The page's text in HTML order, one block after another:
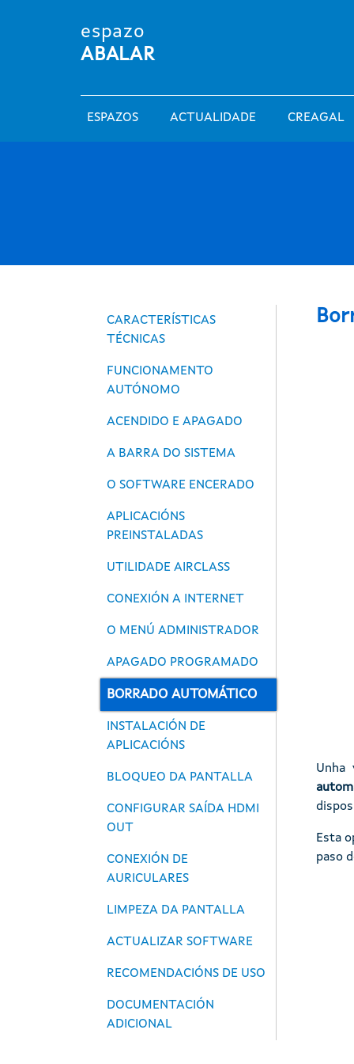
espazo
ABALAR
ESPAZOS ACTUALIDADE CREAGAL
Espazos
CARACTERÍSTICAS
TÉCNICAS
FUNCIONAMENTO
AUTÓNOMO
ACENDIDO E APAGADO
A BARRA DO SISTEMA
O SOFTWARE ENCERADO
APLICACIÓNS
PREINSTALADAS
UTILIDADE AIRCLASS
CONEXIÓN A INTERNET
O MENÚ ADMINISTRADOR
APAGADO PROGRAMADO
BORRADO AUTOMÁTICO
INSTALACIÓN DE
APLICACIÓNS
BLOQUEO DA PANTALLA
CONFIGURAR SAÍDA HDMI
OUT
CONEXIÓN DE
AURICULARES
LIMPEZA DA PANTALLA
ACTUALIZAR SOFTWARE
RECOMENDACIÓNS DE USO
DOCUMENTACIÓN
ADICIONAL
Unha
Esta
paso